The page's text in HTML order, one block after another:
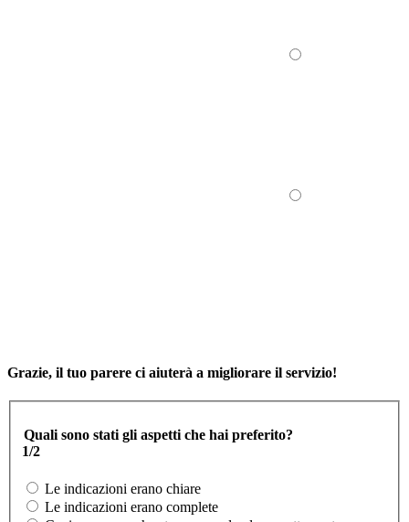
Grazie, il tuo parere ci aiuterà a migliorare il servizio!
Quali sono stati gli aspetti che hai preferito?
1/2
Le indicazioni erano chiare
Le indicazioni erano complete